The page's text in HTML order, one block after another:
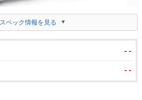
スペック情報を見る
- -
- -